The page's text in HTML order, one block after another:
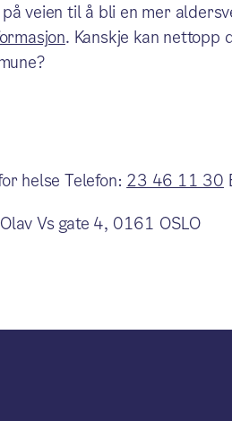
veien til å bli en mer
. Kanskje kan nettopp
helse Telefon: 23 46 11 30
Vs gate 4, 0161 OSLO